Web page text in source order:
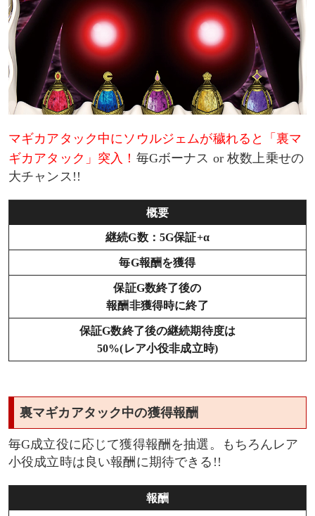
マギカアタック中にソウルジェムが穢れると「裏マ
ギカアタック」突入！ 毎Gボーナス or 枚数上乗せの
大チャンス!!
概要
継続G数：5G保証+α
毎G報酬を獲得
保証G数終了後の
報酬非獲得時に終了
保証G数終了後の継続期待度は
50%(レア小役非成立時)
裏マギカアタック中の獲得報酬
毎G成立役に応じて獲得報酬を抽選。もちろんレア
小役成立時は良い報酬に期待できる!!
報酬